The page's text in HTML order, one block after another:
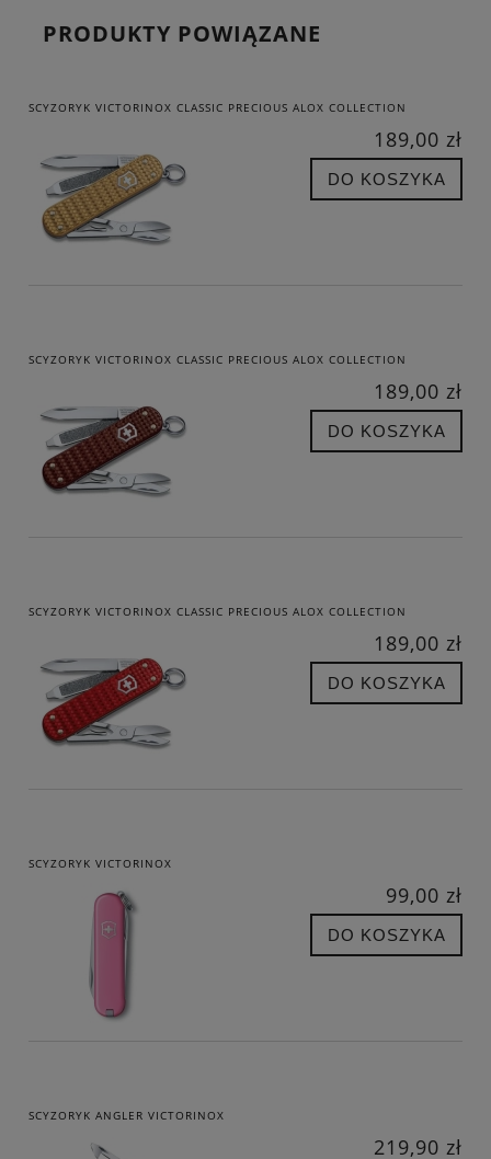
PRODUKTY POWIĄZANE
SCYZORYK VICTORINOX CLASSIC PRECIOUS ALOX COLLECTION
189,00 zł
DO KOSZYKA
SCYZORYK VICTORINOX CLASSIC PRECIOUS ALOX COLLECTION
189,00 zł
DO KOSZYKA
SCYZORYK VICTORINOX CLASSIC PRECIOUS ALOX COLLECTION
189,00 zł
DO KOSZYKA
SCYZORYK VICTORINOX
99,00 zł
DO KOSZYKA
SCYZORYK ANGLER VICTORINOX
219,90 zł